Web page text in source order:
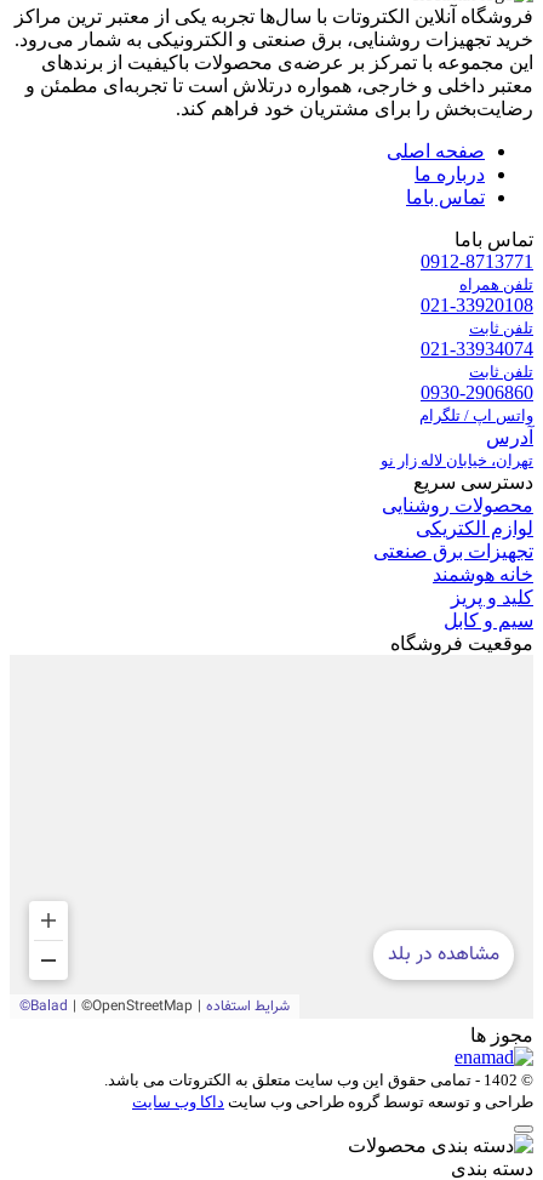
فروشگاه آنلاین الکتروتات با سال‌ها تجربه یکی از معتبر ترین مراکز
خرید تجهیزات روشنایی، برق صنعتی و الکترونیکی به شمار می‌رود.
این مجموعه با تمرکز بر عرضه‌ی محصولات باکیفیت از برندهای
معتبر داخلی و خارجی، همواره درتلاش است تا تجربه‌ای مطمئن و
رضایت‌بخش را برای مشتریان خود فراهم کند.
صفحه اصلی
درباره ما
تماس باما
تماس باما
0912-8713771
تلفن همراه
021-33920108
تلفن ثابت
021-33934074
تلفن ثابت
0930-2906860
واتس اپ / تلگرام
آدرس
تهران، خیابان لاله زار نو
دسترسی سریع
محصولات روشنایی
لوازم الکتریکی
تجهیزات برق صنعتی
خانه هوشمند
کلید و پریز
سیم و کابل
موقعیت فروشگاه
مجوز ها
© 1402 - تمامی حقوق این وب سایت متعلق به الکتروتات می باشد.
طراحی و توسعه توسط گروه طراحی وب سایت داکا وب سایت
دسته بندی